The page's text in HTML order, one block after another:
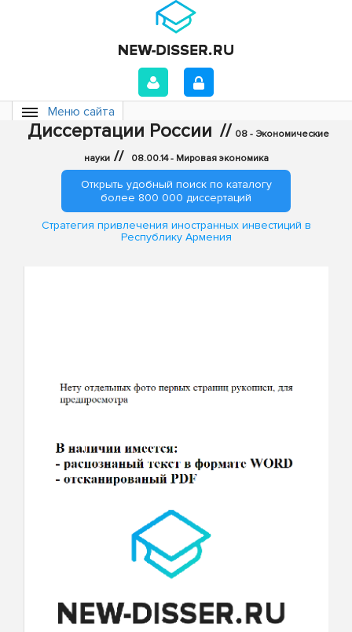
Меню сайта
Диссертации России // 08 - Экономические
науки // 08.00.14 - Мировая экономика
Открыть удобный поиск по каталогу
более 800 000 диссертаций
Стратегия привлечения иностранных инвестиций в
Республику Армения